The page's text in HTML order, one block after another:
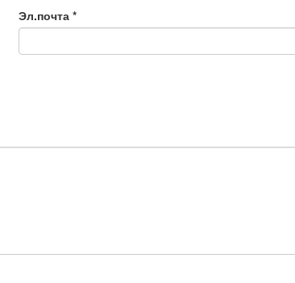
Эл.почта *